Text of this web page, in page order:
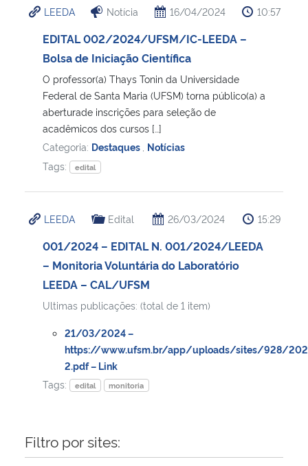
Ministério da Cidadania
Ministério de Minas e Energia
Ministério da Ciência, Tecnologia, Inovações e Comunicações
Ministério do Meio Ambiente
Ministério do Turismo
Controladoria-Geral da União
Ministério da Mulher, da Família e dos Direitos Humanos
Secretaria-Geral
Secretaria de Governo
Advocacia-Geral da União
LEEDA Notícia 16/04/2024 10:57
EDITAL 002/2024/UFSM/IC-LEEDA –
Bolsa de Iniciação Científica
O professor(a) Thays Tonin da Universidade
Federal de Santa Maria (UFSM) torna público(a) a
aberturade inscrições para seleção de
acadêmicos dos cursos […]
Categoria: Destaques Notícias
Tags:
edital
LEEDA Edital 26/03/2024 15:29
001/2024 – EDITAL N. 001/2024/LEEDA
– Monitoria Voluntária do Laboratório
LEEDA – CAL/UFSM
Ultimas publicações: (total de 1 item)
21/03/2024 –
https://www.ufsm.br/app/uploads/sites/928/
2.pdf – Link
Tags:
edital monitoria
Filtro por sites: